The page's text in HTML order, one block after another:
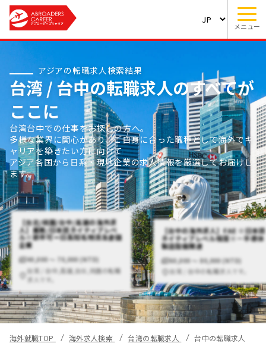
メニュー
アジアの転職求人検索結果
台湾 / 台中の転職求人のすべてが
ここに
台湾台中での仕事をお探しの方へ。
多様な業界に関心があり、ご自身に合った職種として海外でキ
ャリアを築きたい方に向けて
アジア各国から日系・現地企業の求人情報を厳選してお届けし
ます。
【台北/桃園/台中/高雄の海外求
人】業務/日本語ネイティブレベ
ル※新卒可ー日系知名物流及倉儲
企業
40,000 〜 70,000 (NTD)
台湾 / 台中,高雄,台北,桃園の転職
求人です。
【台中の海外求人】FAE ※日本語
ネイティブレベル程度※－半導体
製造設備関連
60,000 〜 80,000 (NTD)
台湾 / 台中の転職求人です。
海外就職TOP 海外求人検索 台湾の転職求人 台中の転職求人